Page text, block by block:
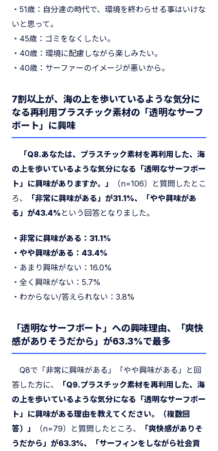
・51歳：自分達の時代で、環境を終わらせる事はいけな
いと思って。
・45歳：ゴミをなくしたい。
・40歳：環境に配慮しながら楽しみたい。
・40歳：サーファーのイメージが悪いから。
7割以上が、海の上を歩いているような気分に
なる再利用プラスチック素材の「透明なサーフ
ボート」に興味
「Q8.あなたは、プラスチック素材を再利用した、海
の上を歩いているような気分になる「透明なサーフボー
ト」に興味がありますか。」
（n=106）と質問したとこ
ろ、
「非常に興味がある」が31.1%、「やや興味があ
る」が43.4% という回答となりました。
・非常に興味がある：31.1%
・やや興味がある：43.4%
・あまり興味がない：16.0%
・全く興味がない：5.7%
・わからない/答えられない：3.8%
「透明なサーフボート」への興味理由、「爽快
感がありそうだから」が63.3%で最多
Q8で「非常に興味がある」「やや興味がある」と回
答した方に、
「Q9.プラスチック素材を再利用した、海
の上を歩いているような気分になる「透明なサーフボー
ト」に興味がある理由を教えてください。（複数回
答）」
（n=79）と質問したところ、
「爽快感がありそ
うだから」が63.3%、「サーフィンをしながら社会貢